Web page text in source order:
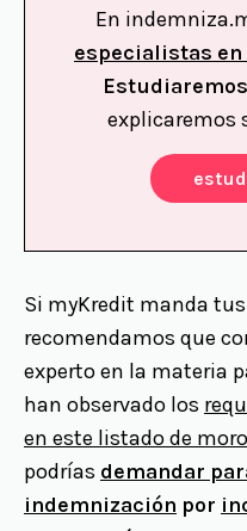
En
especialistas
explicaremos
Si myKredit manda tus
recomendamos que
experto en la materia
han observado los
en este listado de
podrías demandar
indemnización por